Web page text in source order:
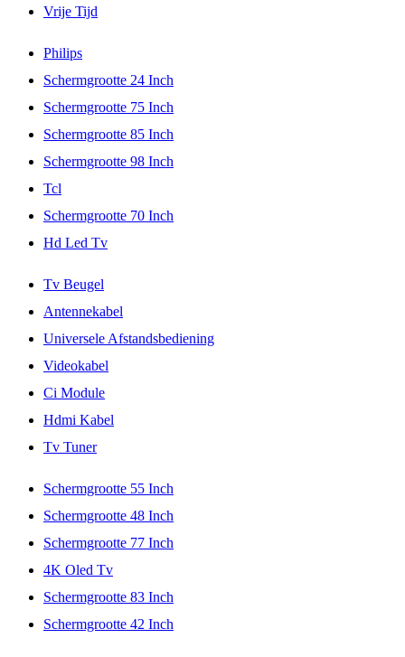
Vrije Tijd
Philips
Schermgrootte 24 Inch
Schermgrootte 75 Inch
Schermgrootte 85 Inch
Schermgrootte 98 Inch
Tcl
Schermgrootte 70 Inch
Hd Led Tv
Tv Beugel
Antennekabel
Universele Afstandsbediening
Videokabel
Ci Module
Hdmi Kabel
Tv Tuner
Schermgrootte 55 Inch
Schermgrootte 48 Inch
Schermgrootte 77 Inch
4K Oled Tv
Schermgrootte 83 Inch
Schermgrootte 42 Inch